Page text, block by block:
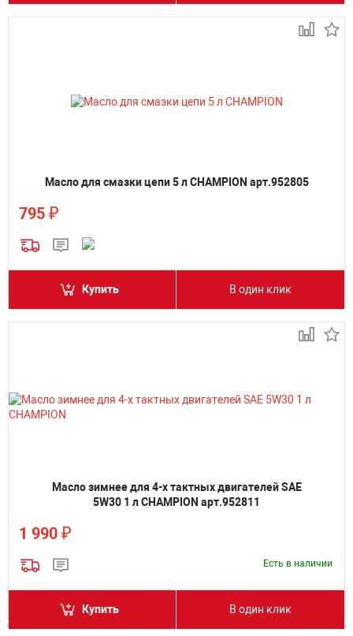
Масло для смазки цепи 5 л CHAMPION арт.952805
795 ₽
Купить В один клик
Масло зимнее для 4-х тактных двигателей SAE
5W30 1 л CHAMPION арт.952811
1 990 ₽
Есть в наличии
Купить В один клик